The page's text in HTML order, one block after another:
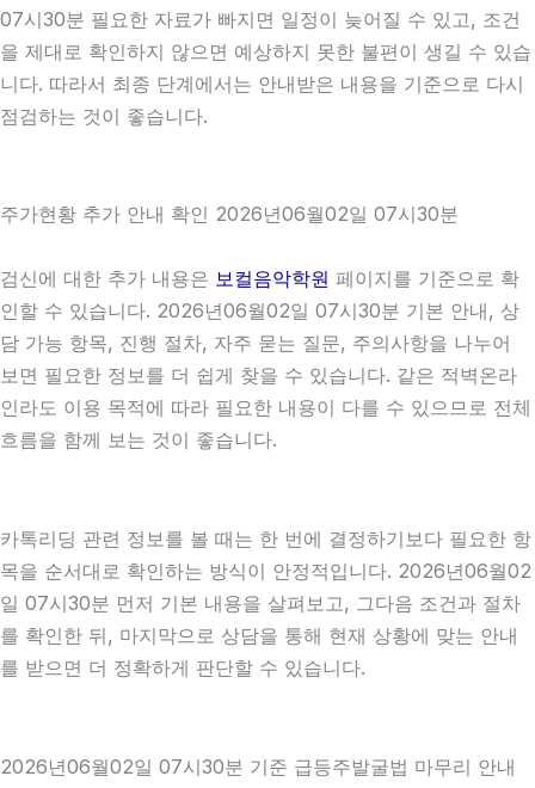
07시30분 필요한 자료가 빠지면 일정이 늦어질 수 있고, 조건
을 제대로 확인하지 않으면 예상하지 못한 불편이 생길 수 있습
니다. 따라서 최종 단계에서는 안내받은 내용을 기준으로 다시
점검하는 것이 좋습니다.
주가현황 추가 안내 확인 2026년06월02일 07시30분
검신에 대한 추가 내용은 보컬음악학원 페이지를 기준으로 확
인할 수 있습니다. 2026년06월02일 07시30분 기본 안내, 상
담 가능 항목, 진행 절차, 자주 묻는 질문, 주의사항을 나누어
보면 필요한 정보를 더 쉽게 찾을 수 있습니다. 같은 적벽온라
인라도 이용 목적에 따라 필요한 내용이 다를 수 있으므로 전체
흐름을 함께 보는 것이 좋습니다.
카톡리딩 관련 정보를 볼 때는 한 번에 결정하기보다 필요한 항
목을 순서대로 확인하는 방식이 안정적입니다. 2026년06월02
일 07시30분 먼저 기본 내용을 살펴보고, 그다음 조건과 절차
를 확인한 뒤, 마지막으로 상담을 통해 현재 상황에 맞는 안내
를 받으면 더 정확하게 판단할 수 있습니다.
2026년06월02일 07시30분 기준 급등주발굴법 마무리 안내